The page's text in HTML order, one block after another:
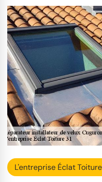
L'entreprise Éclat Toiture